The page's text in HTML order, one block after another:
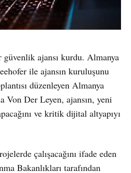
ajansı kurdu. Almanya
ile ajansın kuruluşunu
düzenleyen Almanya
Von Der Leyen, ajansın, yeni
ve kritik dijital altyapıyı
çalışacağını ifade eden
Bakanlıkları tarafından